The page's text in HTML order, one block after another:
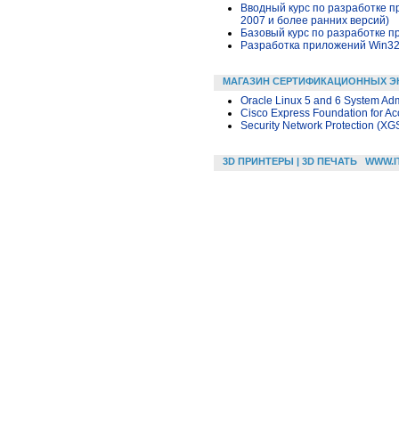
Вводный курс по разработке
2007 и более ранних версий)
Базовый курс по разработке
Разработка приложений
МАГАЗИН СЕРТИФИКАЦИОННЫХ
Oracle Linux 5 and 6 System
Cisco Express Foundation for
Security Network Protection
3D ПРИНТЕРЫ | 3D ПЕЧАТЬ